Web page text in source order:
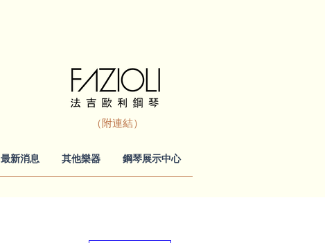
（附連結）
最新消息 其他樂器 鋼琴展示中心